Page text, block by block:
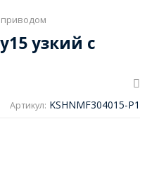
узкий с
Артикул: KSHNMF304015-P1